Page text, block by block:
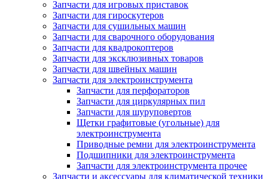
Запчасти для игровых приставок
Запчасти для гироскутеров
Запчасти для сушильных машин
Запчасти для сварочного оборудования
Запчасти для квадрокоптеров
Запчасти для эксклюзивных товаров
Запчасти для швейных машин
Запчасти для электроинструмента
Запчасти для перфораторов
Запчасти для циркулярных пил
Запчасти для шуруповертов
Щетки графитовые (угольные) для
электроинструмента
Приводные ремни для электроинструмента
Подшипники для электроинструмента
Запчасти для электроинструмента прочее
Запчасти и аксессуары для климатической техники